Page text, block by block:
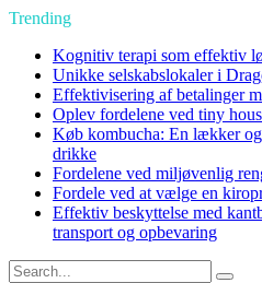
Trending
Kognitiv terapi som effektiv
Unikke selskabslokaler i
Effektivisering af betalinger
Oplev fordelene ved tiny
Køb kombucha: En lækker
drikke
Fordelene ved miljøvenlig
Fordele ved at vælge en
Effektiv beskyttelse med
transport og opbevaring